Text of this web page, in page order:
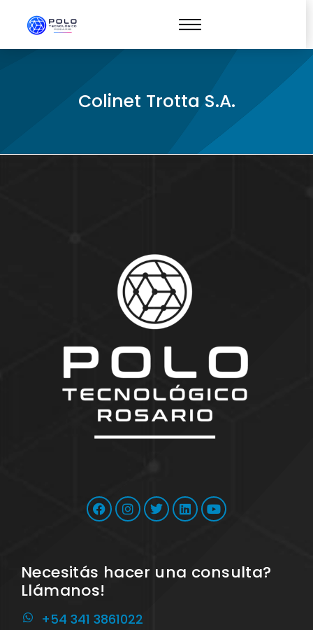
Colinet Trotta S.A.
Necesitás hacer una consulta?
Llámanos!
+54 341 3861022